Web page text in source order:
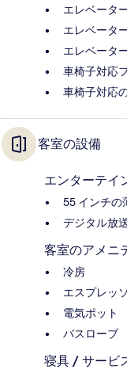
エレベータ
エレベータ
エレベータ
車椅子対応
車椅子対応
客室の設備
エンターテイ
55 インチの
デジタル放
客室のアメニ
冷房
エスプレッ
電気ポット
バスローブ
寝具 / サービ